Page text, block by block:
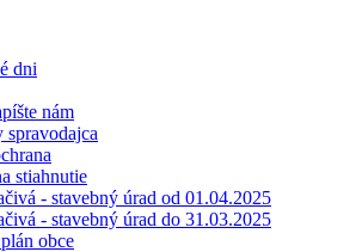
dni
nám
spravodajca
stiahnutie
- stavebný úrad od 01.04.2025
- stavebný úrad do 31.03.2025
obce